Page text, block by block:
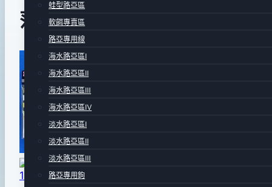
蛙型路亞區
軟餌專賣區
路亞專用線
海水路亞區Ⅰ
海水路亞區Ⅱ
海水路亞區Ⅲ
海水路亞區Ⅳ
淡水路亞區Ⅰ
淡水路亞區Ⅱ
淡水路亞區Ⅲ
路亞專用鉤
莎美細軸無溶接實心環
pro-
shop
年
04
月
日
2016
年